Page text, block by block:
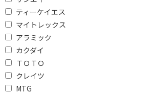
ティーケイエス
マイトレックス
アラミック
カクダイ
ＴＯＴＯ
クレイツ
MTG